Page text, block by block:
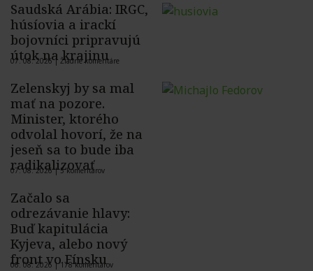
Saudská Arábia: IRGC,
húsíovia a irackí
bojovníci pripravujú
útok na krajinu
07. 08. 2026 | Žiadne komentáre
Zelenskyj by sa mal
mať na pozore.
Minister, ktorého
odvolal hovorí, že na
jeseň sa to bude iba
radikalizovať
07. 08. 2026 |5 komentárov
Začalo sa
odrezávanie hlavy:
Buď kapitulácia
Kyjeva, alebo nový
front vo Fínsku
06. 08. 2026 |178 komentárov